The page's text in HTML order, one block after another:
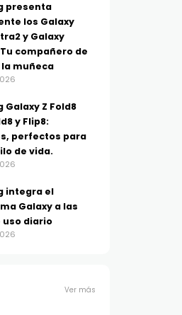
presenta
los Galaxy
y Galaxy
compañero de
muñeca
Galaxy Z Fold8
y Flip8:
perfectos para
de vida.
integra el
Galaxy a las
uso diario
Ver más